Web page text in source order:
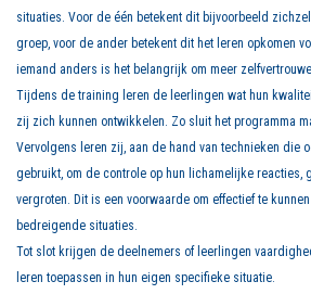
situaties. Voor de één betekent dit bijvoorbeeld
groep, voor de ander betekent dit het leren opkomen
iemand anders is het belangrijk om meer
Tijdens de training leren de leerlingen wat hun
zij zich kunnen ontwikkelen. Zo sluit het programma
Vervolgens leren zij, aan de hand van technieken die
gebruikt, om de controle op hun lichamelijke reacties,
vergroten. Dit is een voorwaarde om effectief te
bedreigende situaties.
Tot slot krijgen de deelnemers of leerlingen
leren toepassen in hun eigen specifieke situatie.